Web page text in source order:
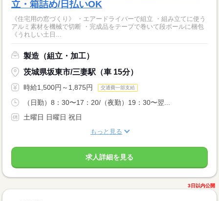
立・箱詰め/日払いOK
《住宅用の窓づくり》 ・エアードライバーで組立 ・組み立てに使う
アルミ素材を機械で切断 ・完成品をテープで巻いて段ボールに梱包
《うれしい土日...
製造（組立・加工）
茨城県坂東市/三妻駅（車 15分）
時給1,500円～1,875円 交通費一部支給
（日勤）8：30〜17：20/（夜勤）19：30〜翌...
土曜日 日曜日 祝日
もっと見る
求人詳細を見る
3日以内公開